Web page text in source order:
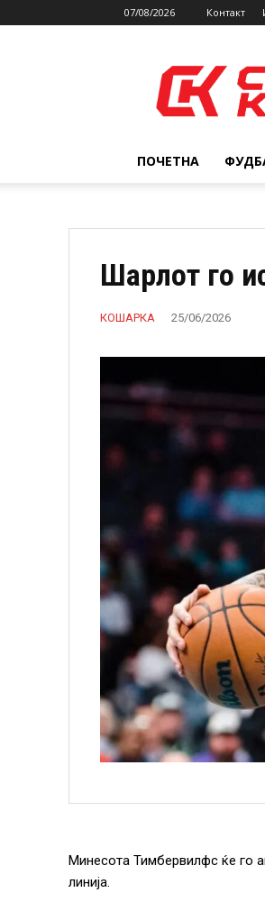
07/08/2026 Контакт
ПОЧЕТНА
Шарлот го
КОШАРКА 25/06/2026
Минесота Тимбервилфс ќе го
линија.